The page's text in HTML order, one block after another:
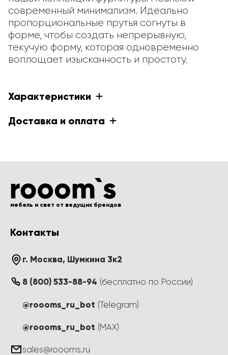
современный минимализм. Идеально
пропорциональные прутья согнуты в
форме, чтобы создать непрерывную,
текучую форму, которая одновременно
воплощает изысканность и простоту.
Характеристики
Доставка и оплата
мебель и свет от ведущих брендов
Контакты
г. Москва, Шумкина 3к2
8 (800) 533-88-94 (бесплатно по России)
@roooms_ru_bot (Telegram)
@roooms_ru_bot (MAX)
sales@roooms.ru